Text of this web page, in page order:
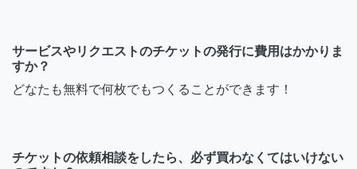
サービスやリクエストのチケットの発行に費用はかかりま
すか？
どなたも無料で何枚でもつくることができます！
チケットの依頼相談をしたら、必ず買わなくてはいけない